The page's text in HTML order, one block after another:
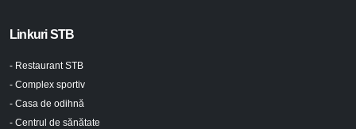
Linkuri STB
- Restaurant STB
- Complex sportiv
- Casa de odihnă
- Centrul de sănătate